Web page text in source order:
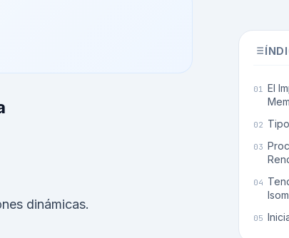
dinámicas.
El